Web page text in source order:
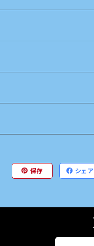
保存 シェア